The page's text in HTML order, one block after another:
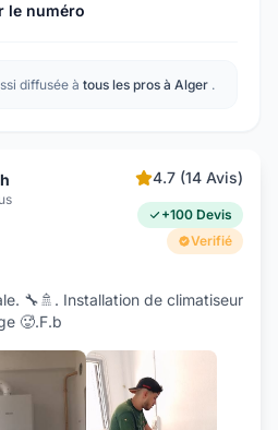
le numéro
diffusée à tous les pros à Alger .
4.7 (14 Avis)
+100 Devis
Verifié
🔧🚿. Installation de climatiseur
🥵.F.b